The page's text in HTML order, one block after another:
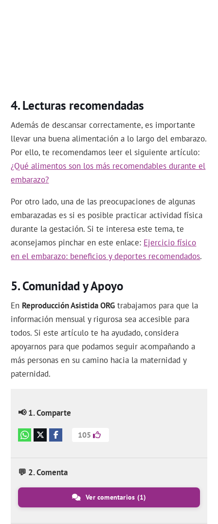
Lecturas recomendadas
Además de descansar correctamente, es importante
llevar una buena alimentación a lo largo del embarazo.
Por ello, te recomendamos leer el siguiente artículo:
¿Qué alimentos son los más recomendables durante el
embarazo?
Por otro lado, una de las preocupaciones de algunas
embarazadas es si es posible practicar actividad física
durante la gestación. Si te interesa este tema, te
aconsejamos pinchar en este enlace: Ejercicio físico
en el embarazo: beneficios y deportes recomendados.
Comunidad y Apoyo
En Reproducción Asistida ORG trabajamos para que la
información mensual y rigurosa sea accesible para
todos. Si este artículo te ha ayudado, considera
apoyarnos para que podamos seguir acompañando a
más personas en su camino hacia la maternidad y
paternidad.
📢 1. Comparte
105
💬 2. Comenta
Ver comentarios (1)